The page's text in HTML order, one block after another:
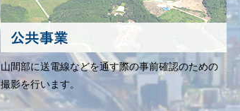
山間部に送電線などを通す際の事前確認のための
撮影を行います。